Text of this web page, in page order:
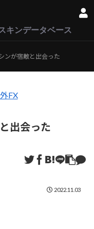
キンデータベース
ンが宿敵と出会った
FX
出会った
2022.11.03